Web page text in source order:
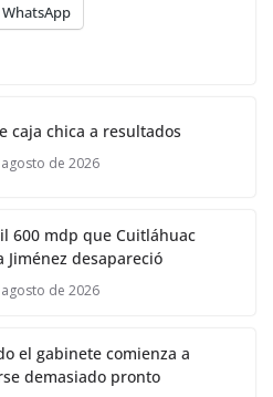
WhatsApp
caja chica a resultados
de 2026
600 mdp que Cuitláhuac
Jiménez desapareció
de 2026
el gabinete comienza a
demasiado pronto